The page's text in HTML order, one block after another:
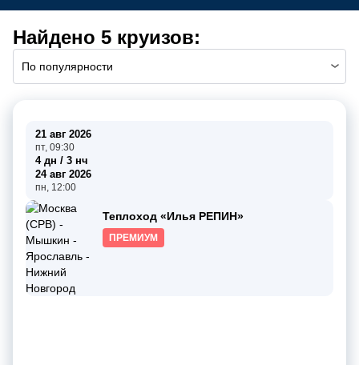
Найдено 5 круизов:
По популярности
21 авг 2026
пт, 09:30
4 дн / 3 нч
24 авг 2026
пн, 12:00
Теплоход «Илья РЕПИН»
ПРЕМИУМ